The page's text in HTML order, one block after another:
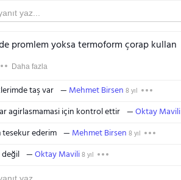
promlem yoksa termoform çorap kullan
Daha fazla
taş var Mehmet Birsen 8 yıl
agirlasmamasi için kontrol ettir Oktay Mavili
tesekur ederim Mehmet Birsen 8 yıl
Oktay Mavili8 yıl